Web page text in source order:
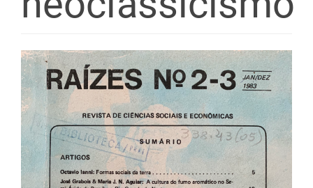
Barra
lateral
de
artigos